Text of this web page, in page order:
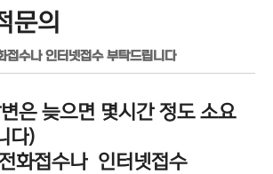
문의
접수나 인터넷접수 부탁드립니다
은 늦으면 몇시간 정도 소요
다)
화접수나 인터넷접수